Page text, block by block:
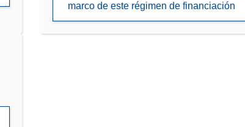
marco de este régimen de financiación